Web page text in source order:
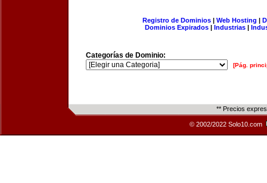
Registro de Dominios| Web Hosting |
Dominios Expirados | Industrias |
Categorías de Dominio:
[Pág.
** Precios
© 2002/2022 Solo10.com